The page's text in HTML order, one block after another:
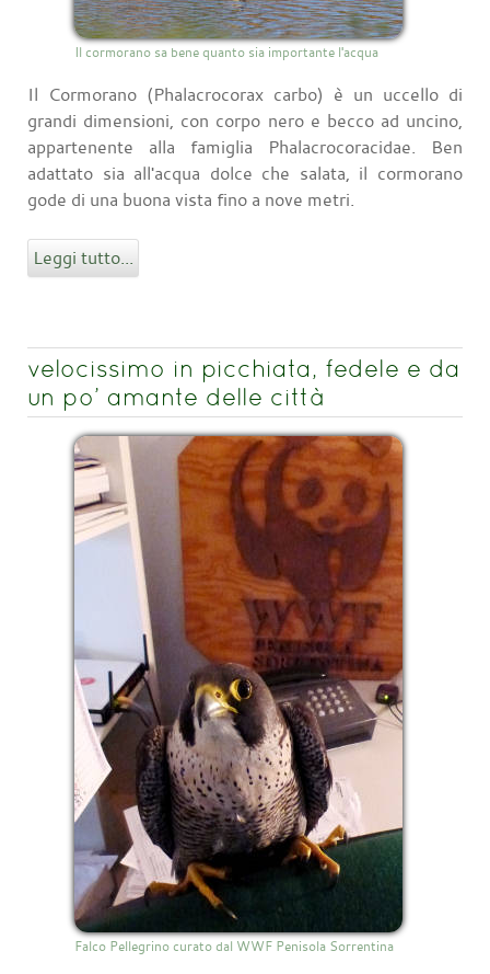
Il cormorano sa bene quanto sia importante l'acqua
Il Cormorano (Phalacrocorax carbo) è un uccello di
grandi dimensioni, con corpo nero e becco ad uncino,
appartenente alla famiglia Phalacrocoracidae. Ben
adattato sia all'acqua dolce che salata, il cormorano
gode di una buona vista fino a nove metri.
Leggi tutto...
velocissimo in picchiata, fedele e da
un po’ amante delle città
Falco Pellegrino curato dal WWF Penisola Sorrentina